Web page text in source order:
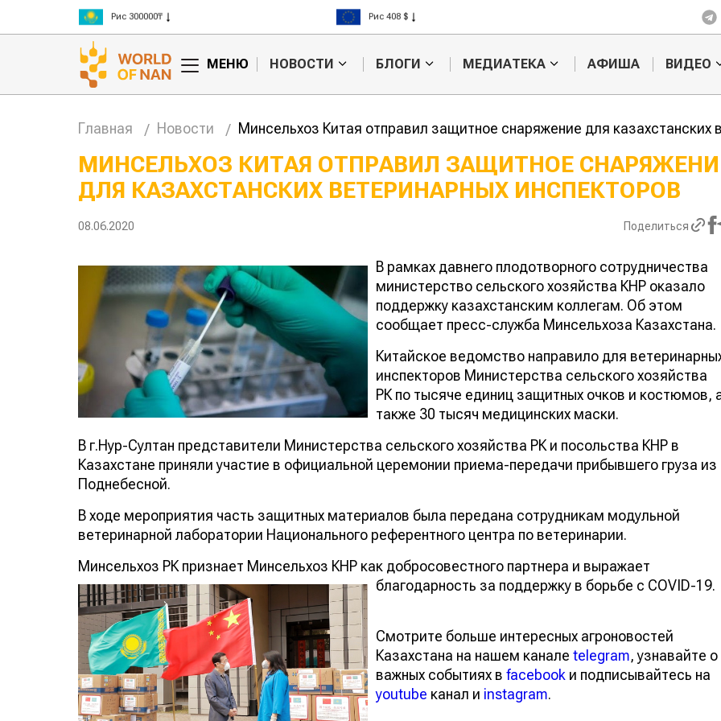
Рис 300000₸
Пшеница 3 класс 125000₸
Рис 408 $
Пшеница 423 $
МЕНЮ НОВОСТИ БЛОГИ МЕДИАТЕКА АФИША ВИДЕО
Главная Новости Минсельхоз Китая отправил защитное снаряжение для казахстанских
МИНСЕЛЬХОЗ КИТАЯ ОТПРАВИЛ ЗАЩИТНОЕ
ДЛЯ КАЗАХСТАНСКИХ ВЕТЕРИНАРНЫХ ИНСПЕКТОРОВ
08.06.2020 Поделиться
В рамках давнего плодотворного сотрудничества
министерство сельского хозяйства КНР оказало
поддержку казахстанским коллегам. Об этом
сообщает пресс-служба Минсельхоза Казахстана.
Китайское ведомство направило для
инспекторов Министерства сельского хозяйства
РК по тысяче единиц защитных очков и костюмов,
также 30 тысяч медицинских маски.
В г.Нур-Султан представители Министерства сельского хозяйства РК и посольства КНР в
Казахстане приняли участие в официальной церемонии приема-передачи прибывшего груза из
Поднебесной.
В ходе мероприятия часть защитных материалов была передана сотрудникам модульной
ветеринарной лаборатории Национального референтного центра по ветеринарии.
Минсельхоз РК признает Минсельхоз КНР как добросовестного партнера и выражает
благодарность за поддержку в борьбе с COVID-19.
Смотрите больше интересных агроновостей
Казахстана на нашем канале telegram, узнавайте о
важных событиях в facebook и подписывайтесь на
youtube канал и instagram.